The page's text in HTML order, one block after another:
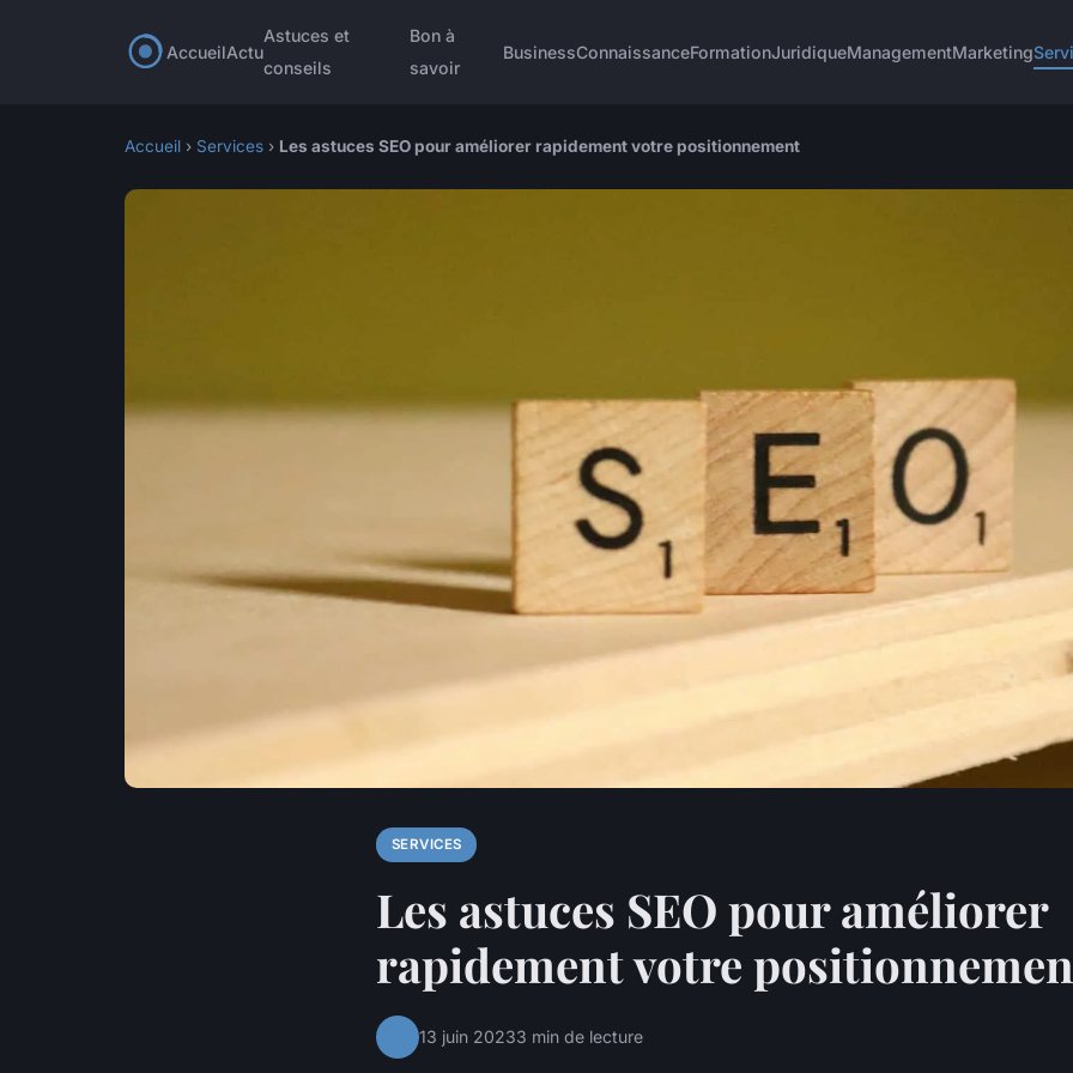
AccueilActu
Astuces et
conseils
Bon à
savoir
BusinessConnaissanceFormationJuridiqueManagementMarketing
Accueil › Services › Les astuces SEO pour améliorer rapidement votre positionnement
SERVICES
Les astuces SEO pour améliorer
rapidement votre
13 juin 20233 min de lecture